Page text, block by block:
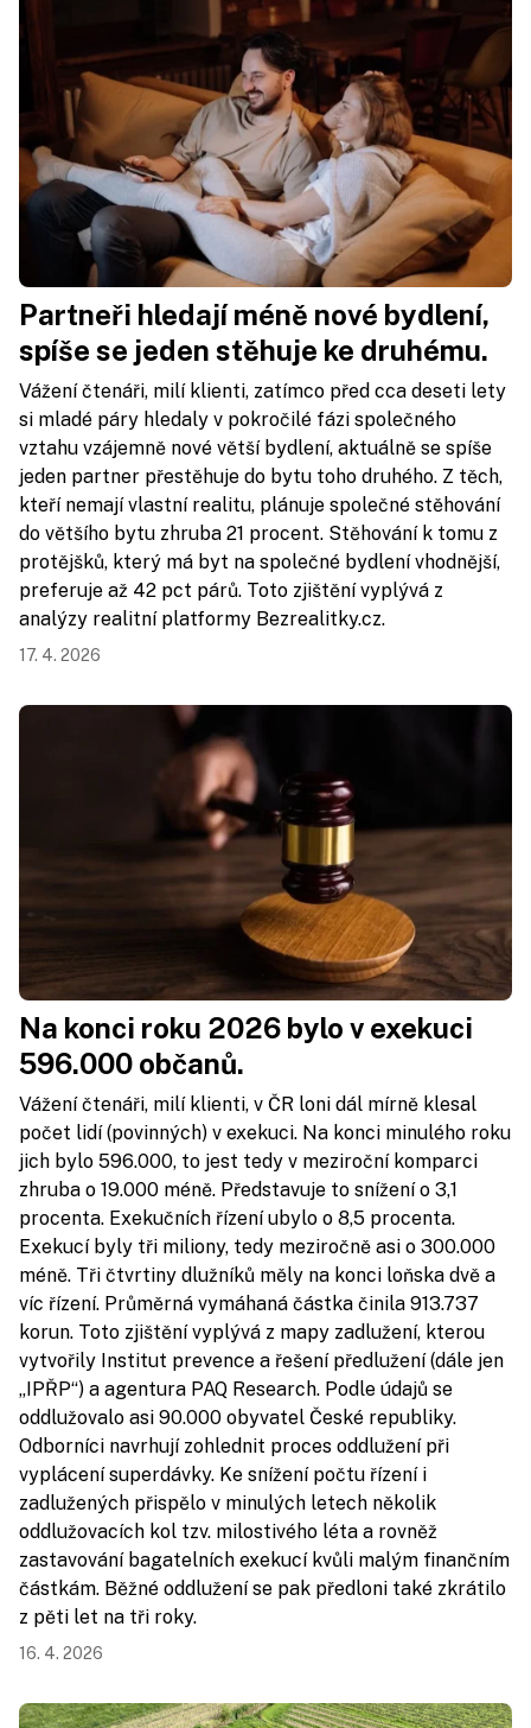
Partneři hledají méně nové bydlení,
spíše se jeden stěhuje ke druhému.
Vážení čtenáři, milí klienti, zatímco před cca deseti lety
si mladé páry hledaly v pokročilé fázi společného
vztahu vzájemně nové větší bydlení, aktuálně se spíše
jeden partner přestěhuje do bytu toho druhého. Z těch,
kteří nemají vlastní realitu, plánuje společné stěhování
do většího bytu zhruba 21 procent. Stěhování k tomu z
protějšků, který má byt na společné bydlení vhodnější,
preferuje až 42 pct párů. Toto zjištění vyplývá z
analýzy realitní platformy Bezrealitky.cz.
17. 4. 2026
Na konci roku 2026 bylo v exekuci
596.000 občanů.
Vážení čtenáři, milí klienti, v ČR loni dál mírně klesal
počet lidí (povinných) v exekuci. Na konci minulého roku
jich bylo 596.000, to jest tedy v meziroční komparci
zhruba o 19.000 méně. Představuje to snížení o 3,1
procenta. Exekučních řízení ubylo o 8,5 procenta.
Exekucí byly tři miliony, tedy meziročně asi o 300.000
méně. Tři čtvrtiny dlužníků měly na konci loňska dvě a
víc řízení. Průměrná vymáhaná částka činila 913.737
korun. Toto zjištění vyplývá z mapy zadlužení, kterou
vytvořily Institut prevence a řešení předlužení (dále jen
„IPŘP“) a agentura PAQ Research. Podle údajů se
oddlužovalo asi 90.000 obyvatel České republiky.
Odborníci navrhují zohlednit proces oddlužení při
vyplácení superdávky. Ke snížení počtu řízení i
zadlužených přispělo v minulých letech několik
oddlužovacích kol tzv. milostivého léta a rovněž
zastavování bagatelních exekucí kvůli malým finančním
částkám. Běžné oddlužení se pak předloni také zkrátilo
z pěti let na tři roky.
16. 4. 2026